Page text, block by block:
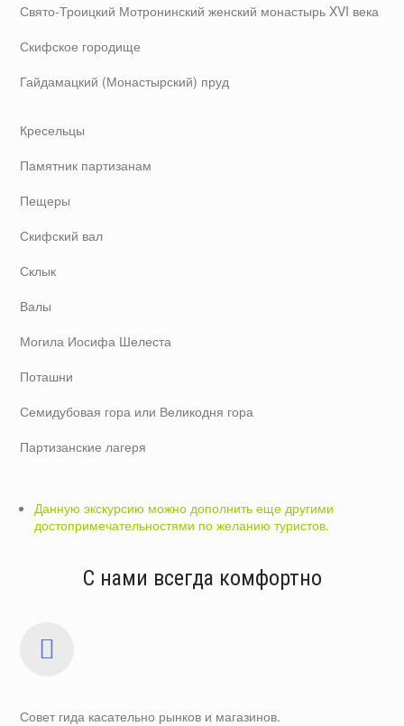
Свято-Троицкий Мотронинский женский монастырь XVI века
Скифское городище
Гайдамацкий (Монастырский) пруд
Кресельцы
Памятник партизанам
Пещеры
Скифский вал
Склык
Валы
Могила Иосифа Шелеста
Поташни
Семидубовая гора или Великодня гора
Партизанские лагеря
Данную экскурсию можно дополнить еще другими
достопримечательностями по желанию туристов.
С нами всегда комфортно
Совет гида касательно рынков и магазинов.